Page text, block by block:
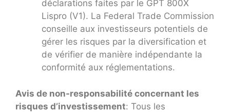
déclarations faites par le GPT 800X
Lispro (V1). La Federal Trade Commission
conseille aux investisseurs potentiels de
gérer les risques par la diversification et
de vérifier de manière indépendante la
conformité aux réglementations.
Avis de non-responsabilité concernant les
risques d’investissement: Tous les